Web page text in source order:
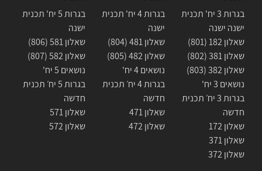
בגרות 3 יח' תכנית
ישנה ישנה
שאלון 182 (801)
שאלון 381 (802)
שאלון 382 (803)
נושאים 3 יח'
בגרות 3 יח׳ תכנית
חדשה
שאלון 172
שאלון 371
שאלון 372
בגרות 4 יח' תכנית
ישנה
שאלון 481 (804)
שאלון 482 (805)
נושאים 4 יח'
בגרות 4 יח׳ תכנית
חדשה
שאלון 471
שאלון 472
בגרות 5 יח' תכנית
ישנה
שאלון 581 (806)
שאלון 582 (807)
נושאים 5 יח'
בגרות 5 יח׳ תכנית
חדשה
שאלון 571
שאלון 572